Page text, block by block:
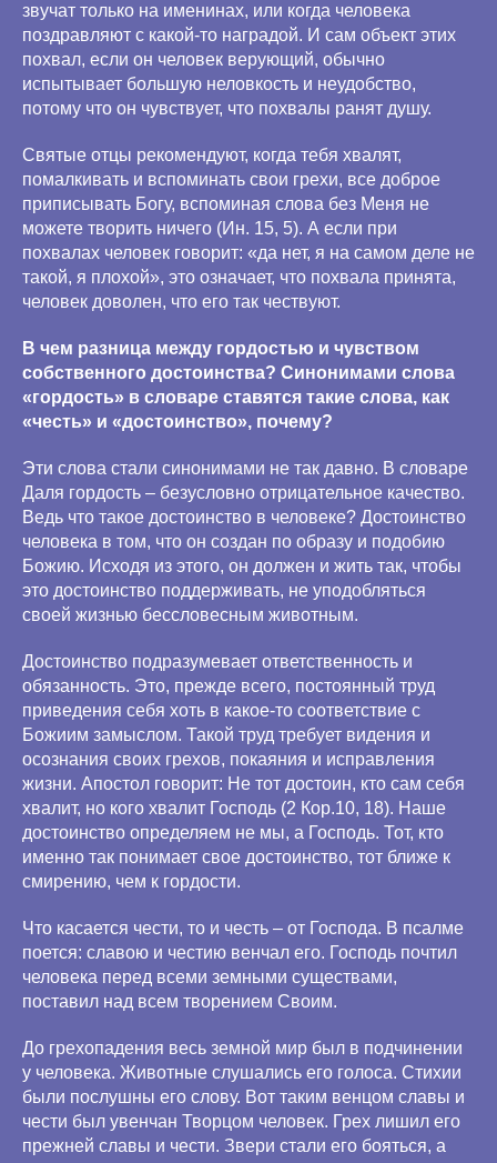
звучат только на именинах, или когда человека
поздравляют с какой-то наградой. И сам объект этих
похвал, если он человек верующий, обычно
испытывает большую неловкость и неудобство,
потому что он чувствует, что похвалы ранят душу.
Святые отцы рекомендуют, когда тебя хвалят,
помалкивать и вспоминать свои грехи, все доброе
приписывать Богу, вспоминая слова без Меня не
можете творить ничего (Ин. 15, 5). А если при
похвалах человек говорит: «да нет, я на самом деле не
такой, я плохой», это означает, что похвала принята,
человек доволен, что его так чествуют.
В чем разница между гордостью и чувством
собственного достоинства? Синонимами слова
«гордость» в словаре ставятся такие слова, как
«честь» и «достоинство», почему?
Эти слова стали синонимами не так давно. В словаре
Даля гордость – безусловно отрицательное качество.
Ведь что такое достоинство в человеке? Достоинство
человека в том, что он создан по образу и подобию
Божию. Исходя из этого, он должен и жить так, чтобы
это достоинство поддерживать, не уподобляться
своей жизнью бессловесным животным.
Достоинство подразумевает ответственность и
обязанность. Это, прежде всего, постоянный труд
приведения себя хоть в какое-то соответствие с
Божиим замыслом. Такой труд требует видения и
осознания своих грехов, покаяния и исправления
жизни. Апостол говорит: Не тот достоин, кто сам себя
хвалит, но кого хвалит Господь (2 Кор.10, 18). Наше
достоинство определяем не мы, а Господь. Тот, кто
именно так понимает свое достоинство, тот ближе к
смирению, чем к гордости.
Что касается чести, то и честь – от Господа. В псалме
поется: славою и честию венчал его. Господь почтил
человека перед всеми земными существами,
поставил над всем творением Своим.
До грехопадения весь земной мир был в подчинении
у человека. Животные слушались его голоса. Стихии
были послушны его слову. Вот таким венцом славы и
чести был увенчан Творцом человек. Грех лишил его
прежней славы и чести. Звери стали его бояться, а